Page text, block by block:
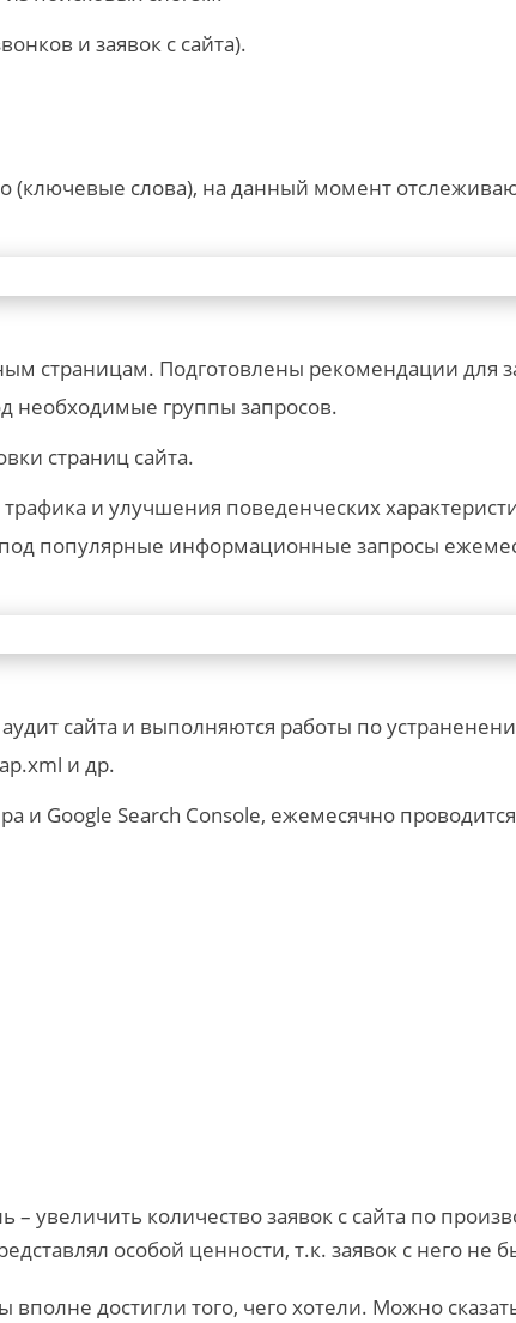
и заявок с сайта).
(ключевые слова), на данный момент
страницам. Подготовлены рекомендации для
необходимые группы запросов.
страниц сайта.
и улучшения поведенческих
под популярные информационные запросы
сайта и выполняются работы по
и др.
и Google Search Console, ежемесячно
увеличить количество заявок с сайта по
особой ценности, т.к. заявок с него не
достигли того, чего хотели. Можно